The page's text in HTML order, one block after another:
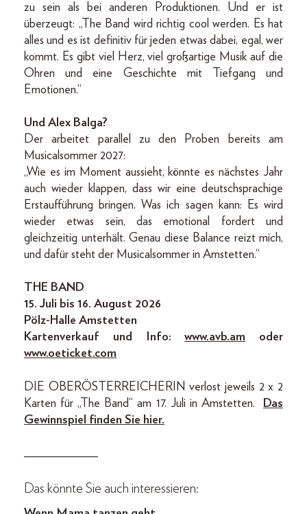
zu sein als bei anderen Produktionen. Und er ist
überzeugt: „The Band wird richtig cool werden. Es hat
alles und es ist definitiv für jeden etwas dabei, egal, wer
kommt. Es gibt viel Herz, viel großartige Musik auf die
Ohren und eine Geschichte mit Tiefgang und
Emotionen.“
Und Alex Balga?
Der arbeitet parallel zu den Proben bereits am
Musicalsommer 2027:
„Wie es im Moment aussieht, könnte es nächstes Jahr
auch wieder klappen, dass wir eine deutschsprachige
Erstaufführung bringen. Was ich sagen kann: Es wird
wieder etwas sein, das emotional fordert und
gleichzeitig unterhält. Genau diese Balance reizt mich,
und dafür steht der Musicalsommer in Amstetten.“
THE BAND
15. Juli bis 16. August 2026
Pölz-Halle Amstetten
Kartenverkauf und Info:www.avb.am oder
www.oeticket.com
DIE OBERÖSTERREICHERIN verlost jeweils 2 x 2
Karten für „The Band“ am 17. Juli in Amstetten. Das
Gewinnspiel finden Sie hier.
____________
Das könnte Sie auch interessieren: